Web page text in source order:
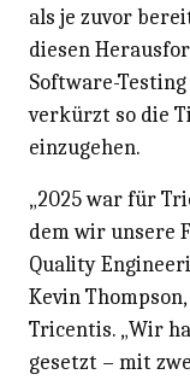
als je zuvor
diesen
Software-
verkürzt so die
einzugehen.
„2025 war für
dem wir unsere
Quality
Kevin
Tricentis. „Wir
gesetzt – mit